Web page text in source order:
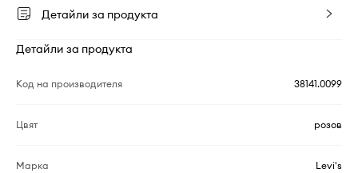
Детайли за продукта
Детайли за продукта
Код на производителя 38141.0099
Цвят розов
Марка Levi's